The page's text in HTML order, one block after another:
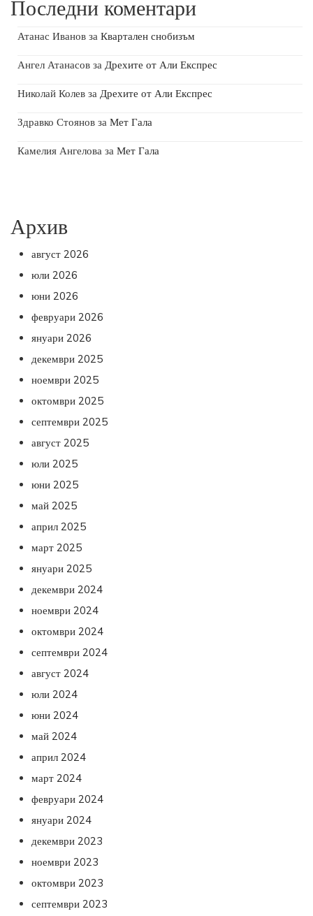
Последни коментари
Атанас Иванов за Квартален снобизъм
Ангел Атанасов за Дрехите от Али Експрес
Николай Колев за Дрехите от Али Експрес
Здравко Стоянов за Мет Гала
Камелия Ангелова за Мет Гала
Архив
август 2026
юли 2026
юни 2026
февруари 2026
януари 2026
декември 2025
ноември 2025
октомври 2025
септември 2025
август 2025
юли 2025
юни 2025
май 2025
април 2025
март 2025
януари 2025
декември 2024
ноември 2024
октомври 2024
септември 2024
август 2024
юли 2024
юни 2024
май 2024
април 2024
март 2024
февруари 2024
януари 2024
декември 2023
ноември 2023
октомври 2023
септември 2023